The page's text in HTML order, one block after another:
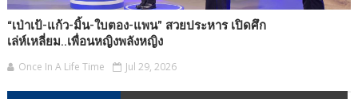
“เป่าเป้-แก้ว-มิ้น-ใบตอง-แพน” สวยประหาร เปิดศึก
เล่ห์เหลี่ยม..เพื่อนหญิงพลังหญิง
Once In A Life Time Jul 29, 2026